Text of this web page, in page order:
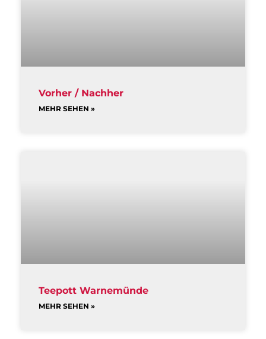
Vorher / Nachher
MEHR SEHEN »
Teepott Warnemünde
MEHR SEHEN »